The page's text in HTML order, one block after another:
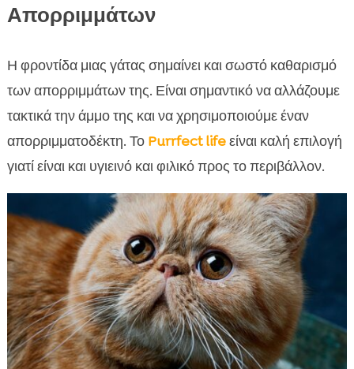
Απορριμμάτων
Η φροντίδα μιας γάτας σημαίνει και σωστό καθαρισμό
των απορριμμάτων της. Είναι σημαντικό να αλλάζουμε
τακτικά την άμμο της και να χρησιμοποιούμε έναν
απορριμματοδέκτη. Το Purrfect lifeείναι καλή επιλογή
γιατί είναι και υγιεινό και φιλικό προς το περιβάλλον.